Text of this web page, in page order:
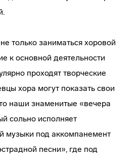
только заниматься хоровой
к основной деятельности
проходят творческие
хора могут показать свои
наши знаменитые «вечера
сольно исполняет
музыки под аккомпанемент
песни», где под